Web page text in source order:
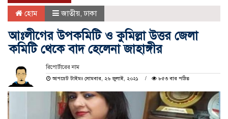
হোম জাতীয়,ঢাকা
আঃলীগের উপকমিটি ও কুমিল্লা উত্তর জেলা
কমিটি থেকে বাদ হেলেনা জাহাঙ্গীর
রিপোর্টারের নাম
আপডেট টাইমঃ সোমবার, ২৬ জুলাই, ২০২১
৮৫৩ বার পঠিত